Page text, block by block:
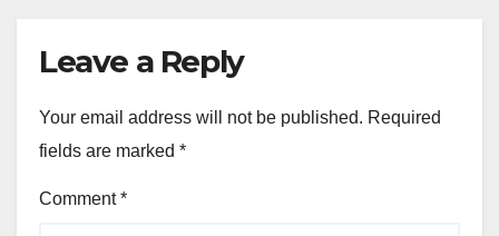
Leave a Reply
Your email address will not be published. Required
fields are marked *
Comment*